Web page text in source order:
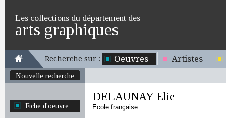
Les collections du département des
arts graphiques
Recherche sur : Oeuvres Artistes
Nouvelle recherche
Fiche d'oeuvre
DELAUNAY Elie
Ecole française